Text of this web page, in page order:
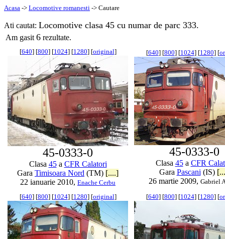
Acasa -> Locomotive romanesti -> Cautare
Ati cautat: Locomotive clasa 45 cu numar de parc 333.
Am gasit 6 rezultate.
[640] [800] [1024] [1280] [original]
45-0333-0
Clasa 45a CFR Calatori
Gara Timisoara Nord (TM) [....]
22 ianuarie 2010, Enache Cerbu
[640] [800] [1024] [1280] [
45-0333-0
Clasa 45a CFR
Gara Pascani (IS)
26 martie 2009, Gabriel
[640] [800] [1024] [1280] [original] [640] [800] [1024] [1280] [